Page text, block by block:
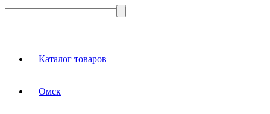
Каталог товаров
Омск